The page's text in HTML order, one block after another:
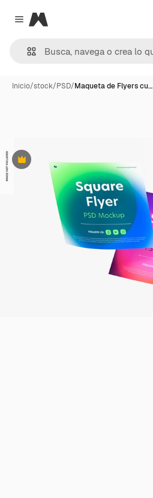
Close menu
Magnific
Inicio/stock/PSD/Maqueta de Flyers cu…
Premium